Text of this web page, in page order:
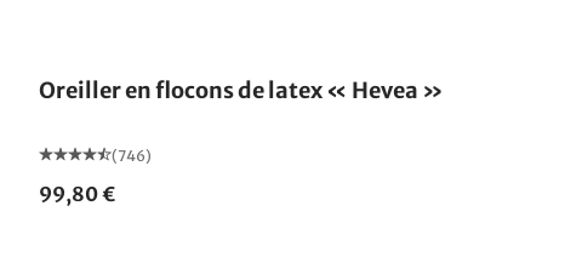
Oreiller en flocons de latex « Hevea »
(746)
99,80 €